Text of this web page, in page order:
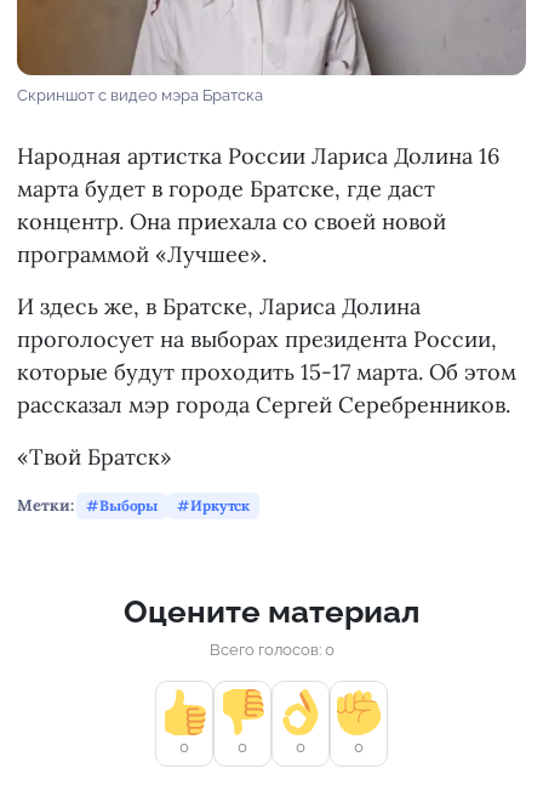
Скриншот с видео мэра Братска
Народная артистка России Лариса Долина 16
марта будет в городе Братске, где даст
концентр. Она приехала со своей новой
программой «Лучшее».
И здесь же, в Братске, Лариса Долина
проголосует на выборах президента России,
которые будут проходить 15-17 марта. Об этом
рассказал мэр города Сергей Серебренников.
«Твой Братск»
Метки: Выборы Иркутск
Оцените материал
Всего голосов: 0
0 0 0 0